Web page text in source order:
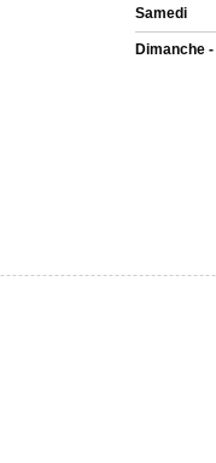
Samedi
Dimanche